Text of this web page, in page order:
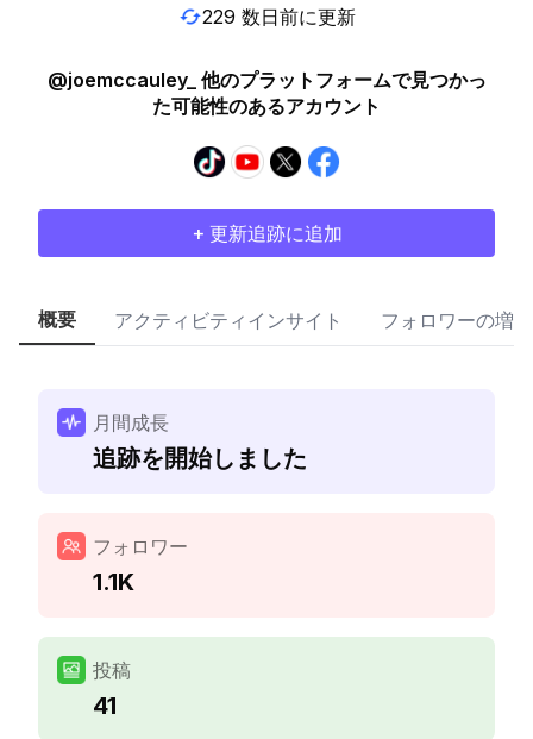
229 数日前に更新
@joemccauley_ 他のプラットフォームで見つかっ
た可能性のあるアカウント
+ 更新追跡に追加
概要 アクティビティインサイト フォロワーの増加
月間成長
追跡を開始しました
フォロワー
1.1K
投稿
41